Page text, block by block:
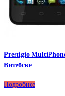
Prestigio
Витебске
Подробнее